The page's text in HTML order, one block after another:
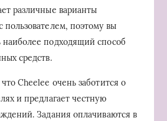
различные варианты
пользователем, поэтому вы
наиболее подходящий способ
средств.
Cheelee очень заботится о
и предлагает честную
Задания оплачиваются в